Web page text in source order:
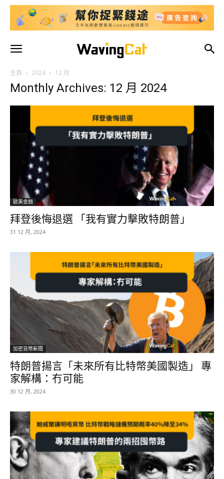
主頁 2024 12 月
Monthly Archives: 12 月 2024
歐美金融
拜登後悔退選 「我有實力擊敗特朗普」
31 12 月, 2024
加密貨幣新聞
特朗普揚言「未來所有比特幣美國製造」 專
家解構：冇可能
30 12 月, 2024